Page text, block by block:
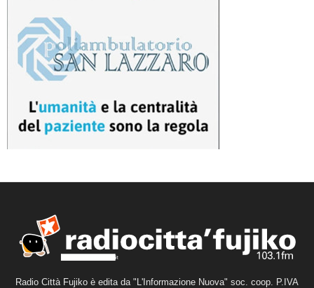
Radio Città Fujiko è edita da "L'Informazione Nuova" soc. coop. P.IVA